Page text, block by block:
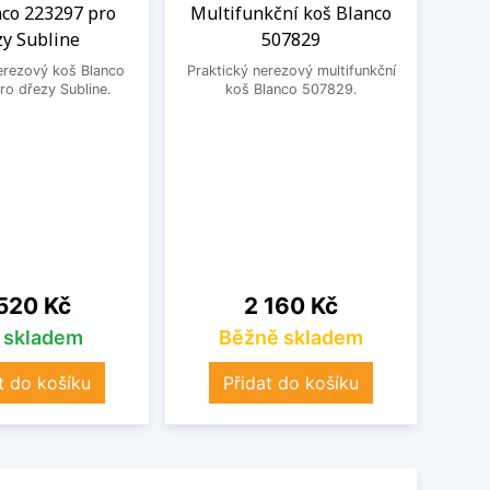
223297 pro
Subline
koš Blanco
dřezy Subline.
Kč
skladem
do košíku
Multifunkční koš Blanco
507829
Praktický nerezový multifunkční
koš Blanco 507829.
Cena
2 160 Kč
Běžně skladem
Přidat do košíku